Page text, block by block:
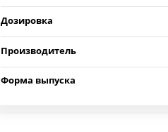
Дозировка
Производитель
Форма выпуска